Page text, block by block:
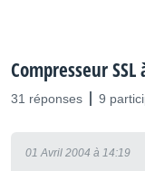
Compresseur
31 réponses 9
01 Avril 2004 à 14:19